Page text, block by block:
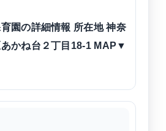
園の詳細情報 所在地 神奈
かね台２丁目18-1 MAP▼